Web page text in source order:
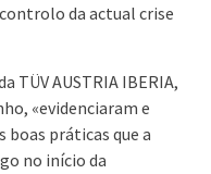
da actual crise
TÜV AUSTRIA IBERIA,
«evidenciaram e
práticas que a
no início da